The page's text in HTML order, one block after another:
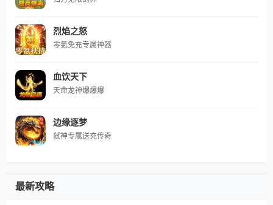
烈焰之怒
零氪免充专属神器
血饮天下
天命龙神爆爆爆
边缘逐梦
弑神专属送充传奇
最新攻略